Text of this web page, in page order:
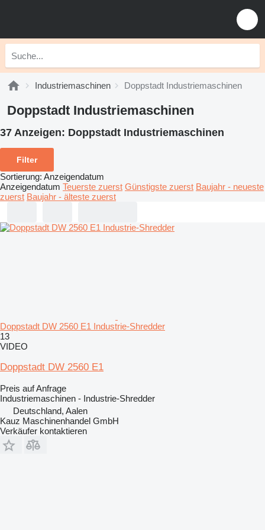
Industriemaschinen Doppstadt Industriemaschinen
Doppstadt Industriemaschinen
37 Anzeigen: Doppstadt Industriemaschinen
Filter
Sortierung: Anzeigendatum
Anzeigendatum Teuerste zuerst Günstigste zuerst Baujahr - neueste
zuerst Baujahr - älteste zuerst
Doppstadt DW 2560 E1 Industrie-Shredder
13
VIDEO
Doppstadt DW 2560 E1
Preis auf Anfrage
Industriemaschinen - Industrie-Shredder
Deutschland, Aalen
Kauz Maschinenhandel GmbH
Verkäufer kontaktieren